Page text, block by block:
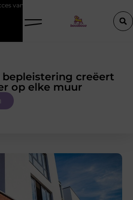
met eigen logo
creëert
op elke muur